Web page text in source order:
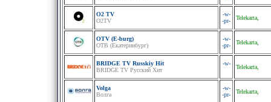
O2 TV
O2TV
-w-
-pr-
Telekarta,
OTV (E-burg)
ОТВ (Екатеринбург)
-w-
-pr-
Telekarta,
BRIDGE TV Russkiy Hit
BRIDGE TV Русский Хит
-w-
Telekarta,
Volga
Волга
-w-
-pr-
Telekarta,